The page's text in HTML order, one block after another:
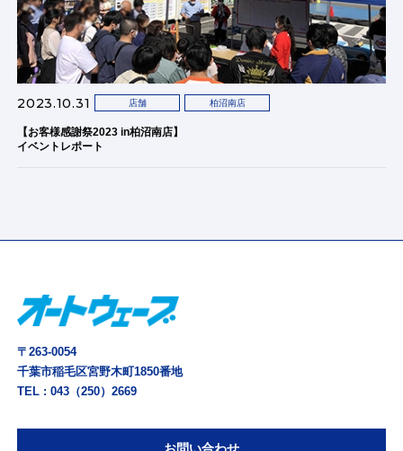
2023.10.31 店舗 柏沼南店
【お客様感謝祭2023 in柏沼南店】
イベントレポート
〒263-0054
千葉市稲毛区宮野木町1850番地
TEL :043（250）2669